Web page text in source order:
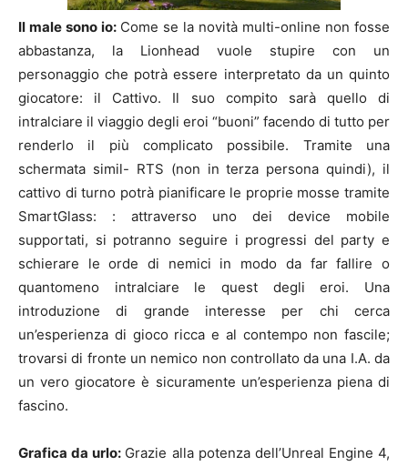
Il male sono io: Come se la novità multi-online non fosse
abbastanza, la Lionhead vuole stupire con un
personaggio che potrà essere interpretato da un quinto
giocatore: il Cattivo. Il suo compito sarà quello di
intralciare il viaggio degli eroi “buoni” facendo di tutto per
renderlo il più complicato possibile. Tramite una
schermata simil- RTS (non in terza persona quindi), il
cattivo di turno potrà pianificare le proprie mosse tramite
SmartGlass: : attraverso uno dei device mobile
supportati, si potranno seguire i progressi del party e
schierare le orde di nemici in modo da far fallire o
quantomeno intralciare le quest degli eroi. Una
introduzione di grande interesse per chi cerca
un’esperienza di gioco ricca e al contempo non fascile;
trovarsi di fronte un nemico non controllato da una I.A. da
un vero giocatore è sicuramente un’esperienza piena di
fascino.
Grafica da urlo: Grazie alla potenza dell’Unreal Engine 4,